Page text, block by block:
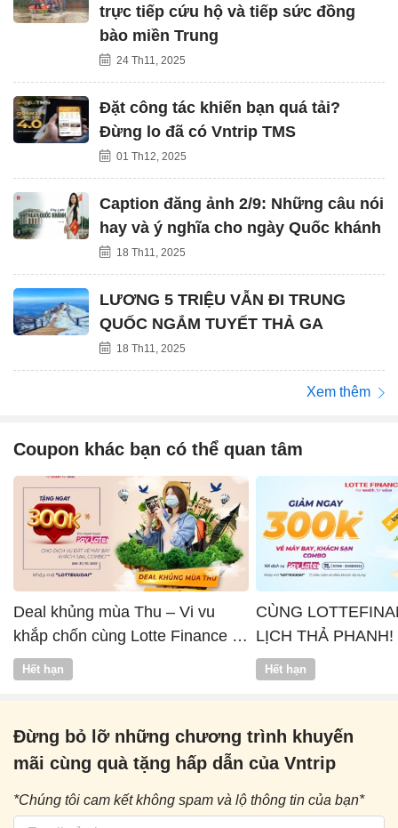
trực tiếp cứu hộ và tiếp sức đồng
bào miền Trung
24 Th11, 2025
Đặt công tác khiến bạn quá tải?
Đừng lo đã có Vntrip TMS
01 Th12, 2025
Caption đăng ảnh 2/9: Những câu nói
hay và ý nghĩa cho ngày Quốc khánh
18 Th11, 2025
LƯƠNG 5 TRIỆU VẪN ĐI TRUNG
QUỐC NGẮM TUYẾT THẢ GA
18 Th11, 2025
Xem thêm
Coupon khác bạn có thể quan tâm
Deal khủng mùa Thu – Vi vu
khắp chốn cùng Lotte Finance x
Vntrip
Hết hạn
CÙNG
LỊCH THẢ PHANH!
Hết hạn
Đừng bỏ lỡ những chương trình khuyến
mãi cùng quà tặng hấp dẫn của Vntrip
*Chúng tôi cam kết không spam và lộ thông tin của bạn*